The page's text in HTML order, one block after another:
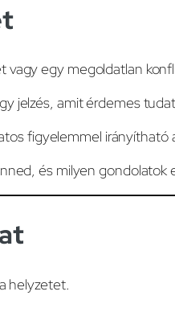
vagy egy megoldatlan
jelzés, amit érdemes
figyelemmel irányítható
és milyen gondolatok
helyzetet.